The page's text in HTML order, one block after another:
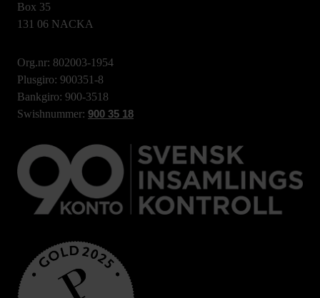
Box 35
131 06 NACKA
Org.nr: 802003-1954
Plusgiro: 900351-8
Bankgiro: 900-3518
Swishnummer: 900 35 18